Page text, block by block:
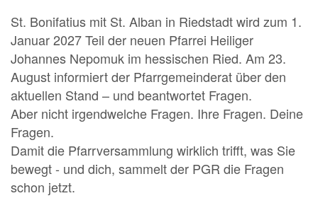
St. Bonifatius mit St. Alban in Riedstadt wird zum 1.
Januar 2027 Teil der neuen Pfarrei Heiliger
Johannes Nepomuk im hessischen Ried. Am 23.
August informiert der Pfarrgemeinderat über den
aktuellen Stand – und beantwortet Fragen.
Aber nicht irgendwelche Fragen. Ihre Fragen. Deine
Fragen.
Damit die Pfarrversammlung wirklich trifft, was Sie
bewegt - und dich, sammelt der PGR die Fragen
schon jetzt.